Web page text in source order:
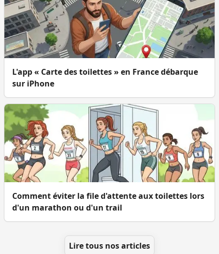
L'app « Carte des toilettes » en France débarque
sur iPhone
Comment éviter la file d'attente aux toilettes lors
d'un marathon ou d'un trail
Lire tous nos articles